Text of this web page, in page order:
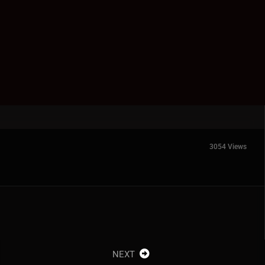
3054 Views
NEXT